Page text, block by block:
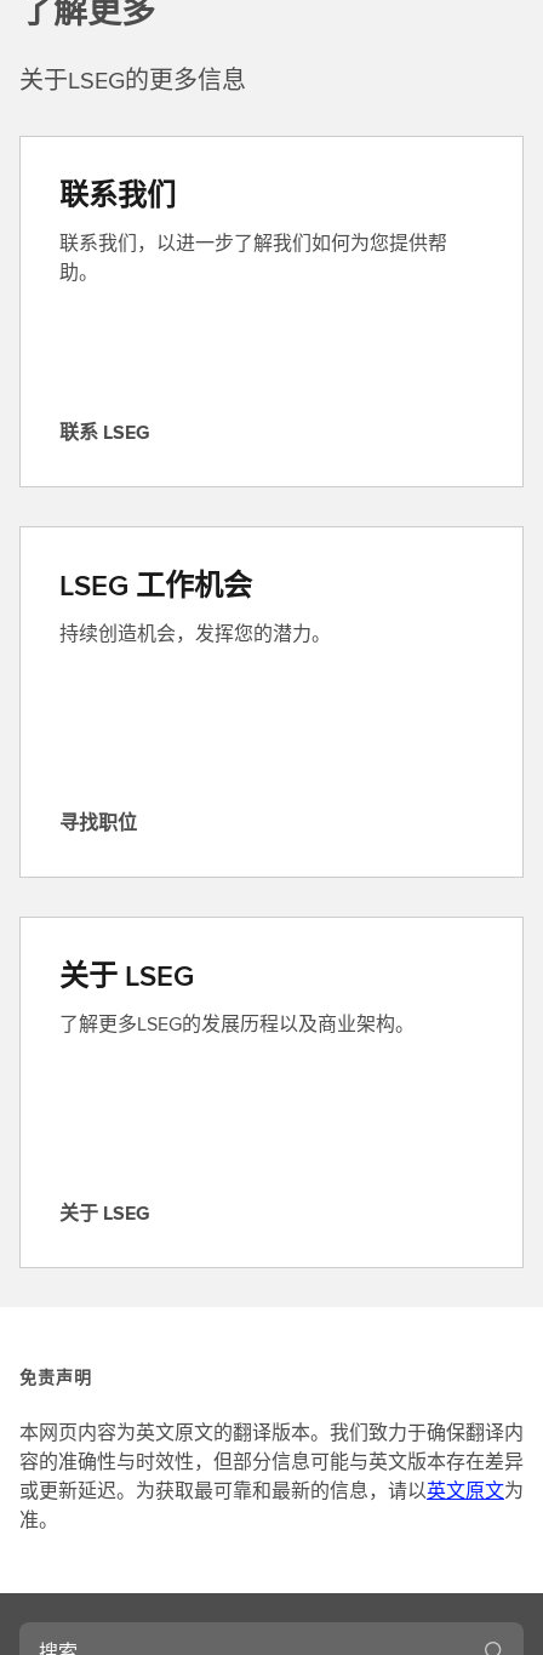
了解更多
关于LSEG的更多信息
联系我们
联系我们，以进一步了解我们如何为您提供帮
助。
联
S
G
联系 LSEG
LSEG 工作机会
持续创造机会，发挥您的潜力。
寻
位
寻找职位
关于 LSEG
了解更多LSEG的发展历程以及商业架构。
关
G
关于 LSEG
免责声明
本网页内容为英文原文的翻译版本。我们致力于确保翻译内
容的准确性与时效性，但部分信息可能与英文版本存在差异
或更新延迟。为获取最可靠和最新的信息，请以英文原文为
准。
搜